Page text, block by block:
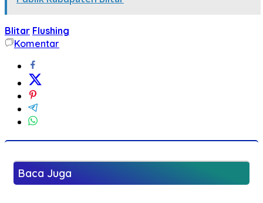
Blitar Flushing
Komentar
Baca Juga